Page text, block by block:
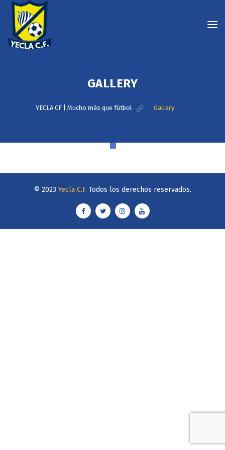
GALLERY
YECLA CF | Mucho más que fútbol > Gallery
© 2023Yecla C.F. Todos los derechos reservados.